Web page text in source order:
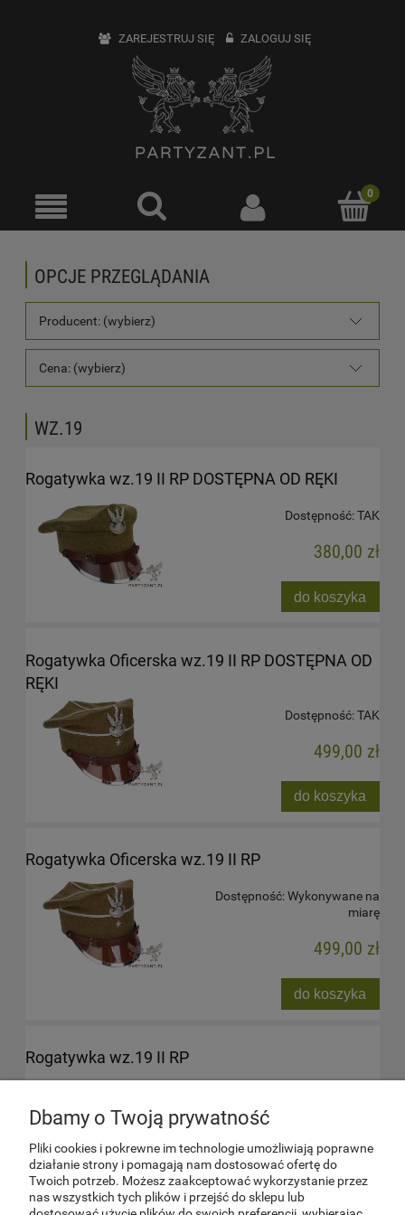
ZAREJESTRUJ SIĘ ZALOGUJ SIĘ
OPCJE PRZEGLĄDANIA
Producent: (wybierz)
Cena: (wybierz)
WZ.19
Rogatywka wz.19 II RP DOSTĘPNA OD RĘKI
Dostępność:TAK
380,00 zł
do koszyka
Rogatywka Oficerska wz.19 II RP DOSTĘPNA OD
RĘKI
Dostępność:TAK
499,00 zł
do koszyka
Rogatywka Oficerska wz.19 II RP
Dostępność:Wykonywane na
miarę
499,00 zł
do koszyka
Rogatywka wz.19 II RP
do koszyka
Dbamy o Twoją prywatność
Pliki cookies i pokrewne im technologie umożliwiają poprawne
działanie strony i pomagają nam dostosować ofertę do
Twoich potrzeb. Możesz zaakceptować wykorzystanie przez
nas wszystkich tych plików i przejść do sklepu lub